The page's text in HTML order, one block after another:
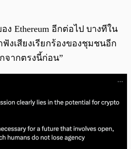
ง Ethereum อีกต่อไป บางทีใน
งเสียงเรียกร้องของชุมชนอีก
ากตรงนี้ก่อน”